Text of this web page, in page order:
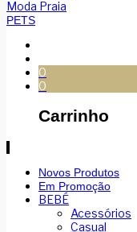
Moda Praia
PETS
0
0
Carrinho
Novos Produtos
Em Promoção
BEBÉ
Acessórios
Casual